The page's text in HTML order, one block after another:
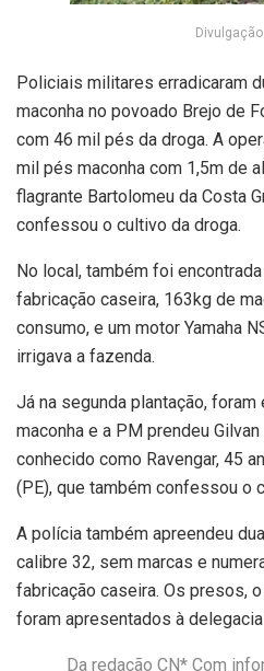
Policiais militares erradicaram
maconha no povoado Brejo de
com 46 mil pés da droga. A
mil pés maconha com 1,5m de
flagrante Bartolomeu da Costa
confessou o cultivo da droga.
No local, também foi
fabricação caseira, 163kg de
consumo, e um motor Yamaha
irrigava a fazenda.
Já na segunda plantação,
maconha e a PM prendeu
conhecido como Ravengar, 45
(PE), que também confessou o
A polícia também apreendeu
calibre 32, sem marcas e
fabricação caseira. Os presos,
foram apresentados à
Da redação CN* Com